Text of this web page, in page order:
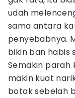
udah
sama antara
penyebabnya.
bikin ban habis
Semakin parah
makin kuat
botak sebelah